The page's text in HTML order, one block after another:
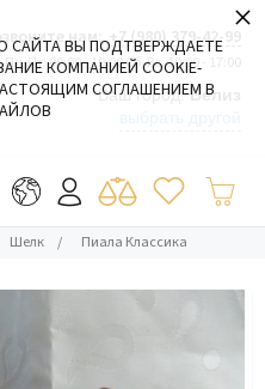
нам: +7 (980) 379-42-99
Пн-Пт: 09:00 - 19:00 Сб-Вс: 10:00 - 17:00
Ваш город:Белиз
Шелк / Пиала Классика
САЙТА ВЫ ПОДТВЕРЖДАЕТЕ
КОМПАНИЕЙ COOKIE-
СОГЛАШЕНИЕМ В
×